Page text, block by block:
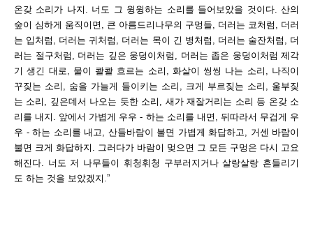
온갖 소리가 나지. 너도 그 윙윙하는 소리를 들어보았을 것이다. 산의
숲이 심하게 움직이면, 큰 아름드리나무의 구멍들, 더러는 코처럼, 더러
는 입처럼, 더러는 귀처럼, 더러는 목이 긴 병처럼, 더러는 술잔처럼, 더
러는 절구처럼, 더러는 깊은 웅덩이처럼, 더러는 좁은 웅덩이처럼 제각
기 생긴 대로, 물이 콸콸 흐르는 소리, 화살이 씽씽 나는 소리, 나직이
꾸짖는 소리, 숨을 가늘게 들이키는 소리, 크게 부르짖는 소리, 울부짖
는 소리, 깊은데서 나오는 듯한 소리, 새가 재잘거리는 소리 등 온갖 소
리를 내지. 앞에서 가볍게 우우 - 하는 소리를 내면, 뒤따라서 무겁게 우
우 - 하는 소리를 내고, 산들바람이 불면 가볍게 화답하고, 거센 바람이
불면 크게 화답하지. 그러다가 바람이 멎으면 그 모든 구멍은 다시 고요
해진다. 너도 저 나무들이 휘청휘청 구부러지거나 살랑살랑 흔들리기
도 하는 것을 보았겠지.”